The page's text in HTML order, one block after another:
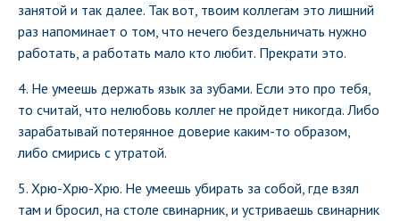
занятой и так далее. Так вот, твоим коллегам это лишний
раз напоминает о том, что нечего бездельничать нужно
работать, а работать мало кто любит. Прекрати это.
4. Не умеешь держать язык за зубами. Если это про тебя,
то считай, что нелюбовь коллег не пройдет никогда. Либо
зарабатывай потерянное доверие каким-то образом,
либо смирись с утратой.
5. Хрю-Хрю-Хрю. Не умеешь убирать за собой, где взял
там и бросил, на столе свинарник, и устриваешь свинарник